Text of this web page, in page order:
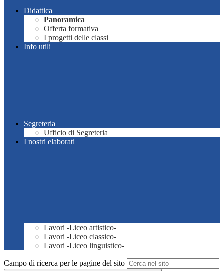
Didattica
Panoramica
Offerta formativa
I progetti delle classi
Info utili
Segreteria
Ufficio di Segreteria
I nostri elaborati
Lavori -Liceo artistico-
Lavori -Liceo classico-
Lavori -Liceo linguistico-
Campo di ricerca per le pagine del sito